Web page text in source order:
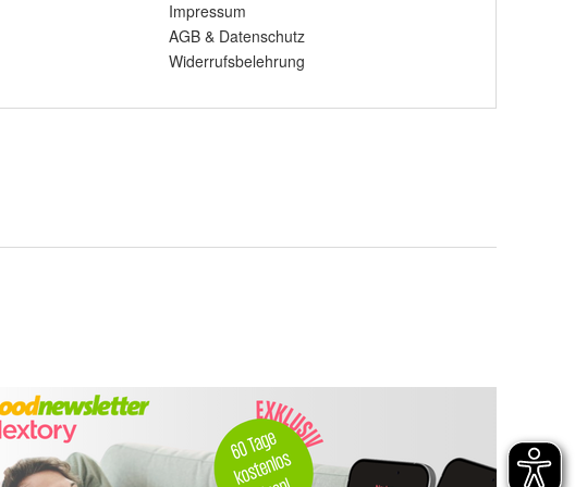
Impressum
AGB & Datenschutz
Widerrufsbelehrung